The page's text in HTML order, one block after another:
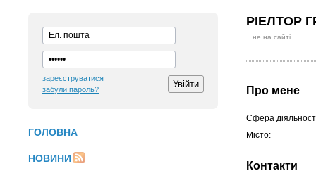
зареєструватися
забули пароль?
ГОЛОВНА
НОВИНИ
РІЕЛТОР
не на сайті
Про мене
Сфера
Місто:
Контакти